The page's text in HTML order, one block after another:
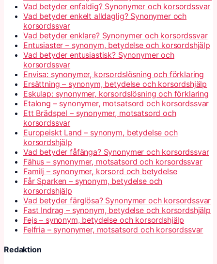
Vad betyder enfaldig? Synonymer och korsordssvar
Vad betyder enkelt alldaglig? Synonymer och
korsordssvar
Vad betyder enklare? Synonymer och korsordssvar
Entusiaster – synonym, betydelse och korsordshjälp
Vad betyder entusiastisk? Synonymer och
korsordssvar
Envisa: synonymer, korsordslösning och förklaring
Ersättning – synonym, betydelse och korsordshjälp
Eskulap: synonymer, korsordslösning och förklaring
Etalong – synonymer, motsatsord och korsordssvar
Ett Brädspel – synonymer, motsatsord och
korsordssvar
Europeiskt Land – synonym, betydelse och
korsordshjälp
Vad betyder fåfänga? Synonymer och korsordssvar
Fähus – synonymer, motsatsord och korsordssvar
Familj – synonymer, korsord och betydelse
Får Sparken – synonym, betydelse och
korsordshjälp
Vad betyder färglösa? Synonymer och korsordssvar
Fast Indrag – synonym, betydelse och korsordshjälp
Fejs – synonym, betydelse och korsordshjälp
Felfria – synonymer, motsatsord och korsordssvar
Redaktion